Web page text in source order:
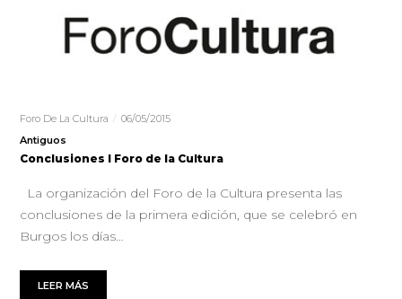
Foro De La Cultura
06/05/2015
Antiguos
Conclusiones I Foro de la Cultura
La organización del Foro de la Cultura presenta las
conclusiones de la primera edición, que se celebró en
Burgos los días…
LEER MÁS